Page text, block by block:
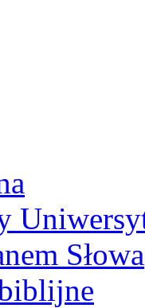
Słowa